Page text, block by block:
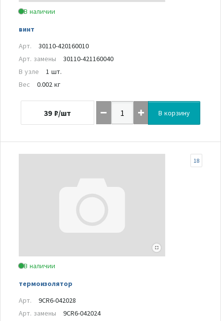
В наличии
винт
Арт.
30110-420160010
Арт. замены
30110-421160040
В узле
1 шт.
Вес
0.002 кг
39 ₽/шт В корзину
В наличии
термоизолятор
18
Арт.
9CR6-042028
Арт. замены
9CR6-042024